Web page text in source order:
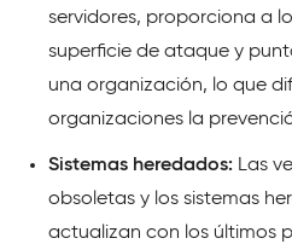
servidores, proporciona a
superficie de ataque y
una organización, lo que
organizaciones la
Sistemas heredados: Las
obsoletas y los sistemas
actualizan con los últimos